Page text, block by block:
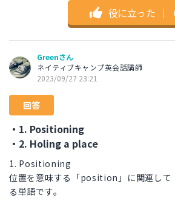
役に立った ｜
Greenさん
ネイティブキャンプ英会話講師
2023/09/27 23:21
回答
・1. Positioning
・2. Holing a place
1. Positioning
位置を意味する「position」に関連して
る単語です。